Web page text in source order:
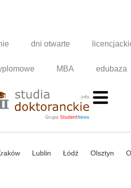
dni otwarte
MBA edubaza
Lublin Łódź Olsztyn